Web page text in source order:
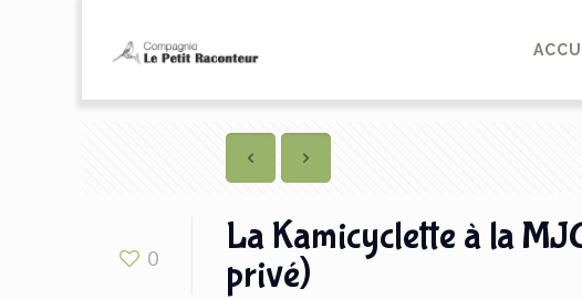
0
La Kamicyclette à la
privé)